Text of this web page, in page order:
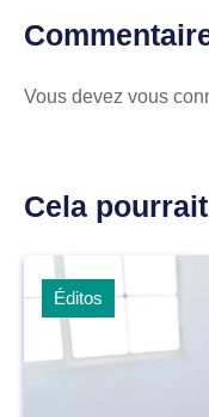
Vous devez vous
Cela
Éditos